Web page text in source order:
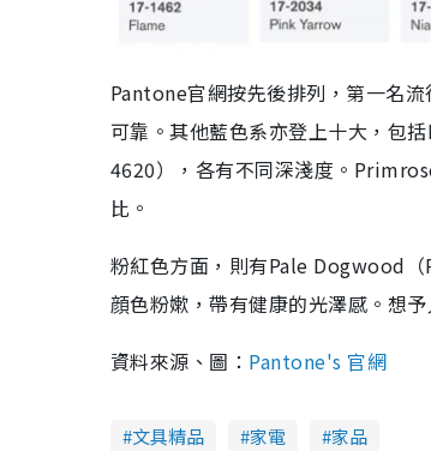
Pantone官網按先後排列，第一名
可靠。其他藍色系亦登上十大，包
4620），各有不同深淺度。
比。
粉紅色方面，則有Pale Dogwood
顔色粉嫰，帶有健康的光澤感。想
資料來源、圖： Pantone's 官網
文具精品 家電 家品